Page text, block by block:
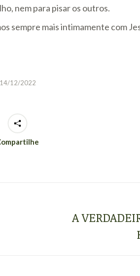
nem para pisar os outros.
sempre mais intimamente com
14/12/2022
A